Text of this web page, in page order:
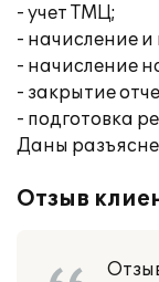
- учет ТМЦ;
- начисление
- начисление
- закрытие
- подготовка
Даны
Отзыв